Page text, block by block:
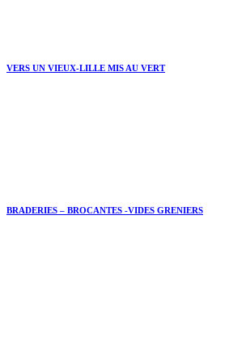
VERS UN VIEUX-LILLE MIS AU VERT
BRADERIES – BROCANTES -VIDES GRENIERS